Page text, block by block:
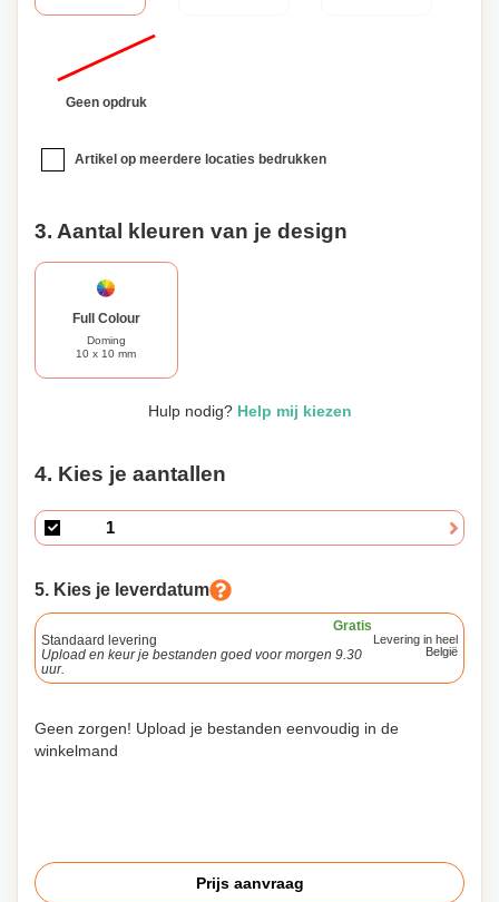
voor iedere autoliefhebber.
Geen opdruk
Artikel op meerdere locaties bedrukken
3. Aantal kleuren van je design
Full Colour
Doming
10 x 10 mm
Hulp nodig? Help mij kiezen
4. Kies je aantallen
5. Kies je leverdatum
Gratis
Standaard levering
Upload en keur je bestanden goed voor morgen 9.30
uur.
Levering in heel
België
Geen zorgen! Upload je bestanden eenvoudig in de
winkelmand
Prijs aanvraag